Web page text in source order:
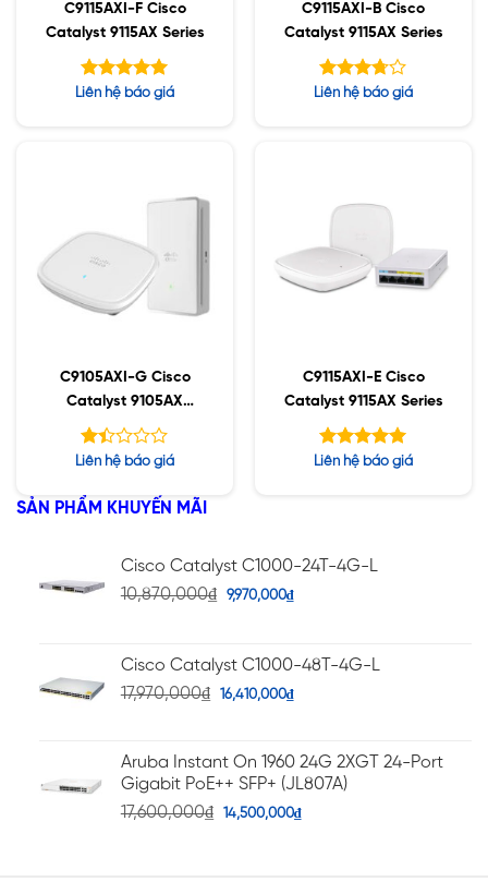
C9115AXI-F Cisco
Catalyst 9115AX Series
Được xếp
Liên hệ báo giá
C9115AXI-B Cisco
Catalyst 9115AX Series
Được
Liên hệ báo giá
C9105AXI-G Cisco
Catalyst 9105AX
Series
Được
hạng
1.42
Liên hệ báo giá
C9115AXI-E Cisco
Catalyst 9115AX Series
Được xếp
Liên hệ báo giá
SẢN PHẨM KHUYẾN MÃI
Cisco Catalyst C1000-24T-4G-L
10,870,000₫ 9,970,000₫
Cisco Catalyst C1000-48T-4G-L
17,970,000₫ 16,410,000₫
Aruba Instant On 1960 24G 2XGT 24-Port
Gigabit PoE++ SFP+ (JL807A)
17,600,000₫ 14,500,000₫